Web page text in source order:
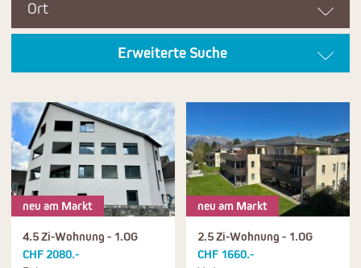
Ort
Erweiterte Suche
neu am Markt
4.5 Zi-Wohnung - 1.OG
CHF 2080.-
neu am Markt
2.5 Zi-Wohnung - 1.OG
CHF 1660.-